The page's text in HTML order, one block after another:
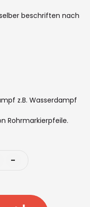
beschriften nach
z.B. Wasserdampf
Rohrmarkierpfeile.
-